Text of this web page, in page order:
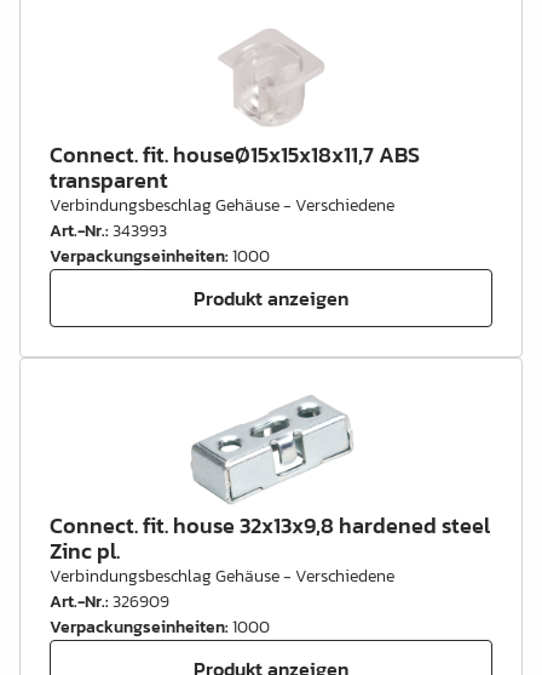
Connect. fit. houseØ15x15x18x11,7 ABS
transparent
Verbindungsbeschlag Gehäuse - Verschiedene
Art.-Nr.:343993
Verpackungseinheiten:1000
Produkt anzeigen
Connect. fit. house 32x13x9,8 hardened steel
Zinc pl.
Verbindungsbeschlag Gehäuse - Verschiedene
Art.-Nr.:326909
Verpackungseinheiten:1000
Produkt anzeigen